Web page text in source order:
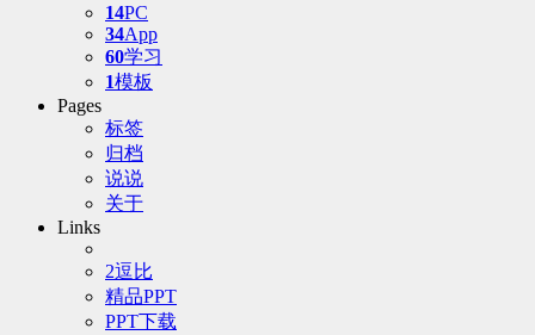
14PC
34App
60学习
1模板
Pages
标签
归档
说说
关于
Links
2逗比
精品PPT
PPT下载